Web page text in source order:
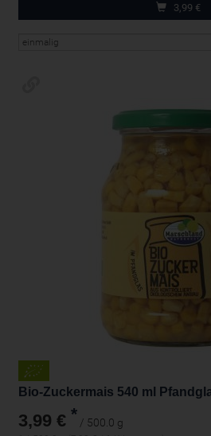
3,99 €
Bio-Zuckermais 540 ml
3,99 € * / 500.0 g